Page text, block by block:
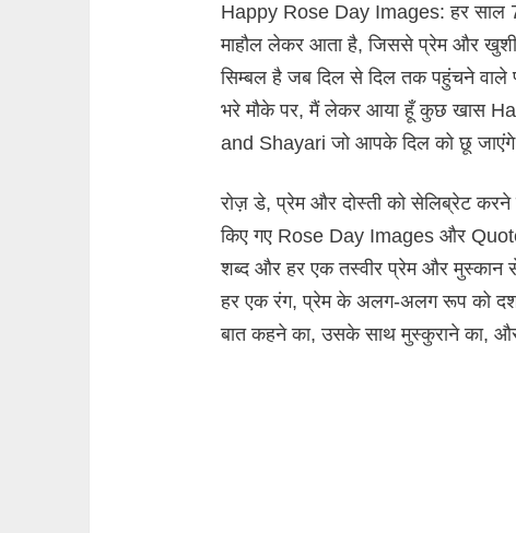
Happy Rose Day Images: हर साल
माहौल लेकर आता है, जिससे प्रेम और खुशी
सिम्बल है जब दिल से दिल तक पहुंचने
भरे मौके पर, मैं लेकर आया हूँ कुछ खास
and Shayari जो आपके दिल को छू
रोज़ डे, प्रेम और दोस्ती को सेलिब्रेट करने
किए गए Rose Day Images और
शब्द और हर एक तस्वीर प्रेम और
हर एक रंग, प्रेम के अलग-अलग रूप को
बात कहने का, उसके साथ मुस्कुराने का,